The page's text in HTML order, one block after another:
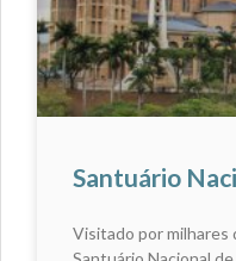
Santuário
Visitado por milhares